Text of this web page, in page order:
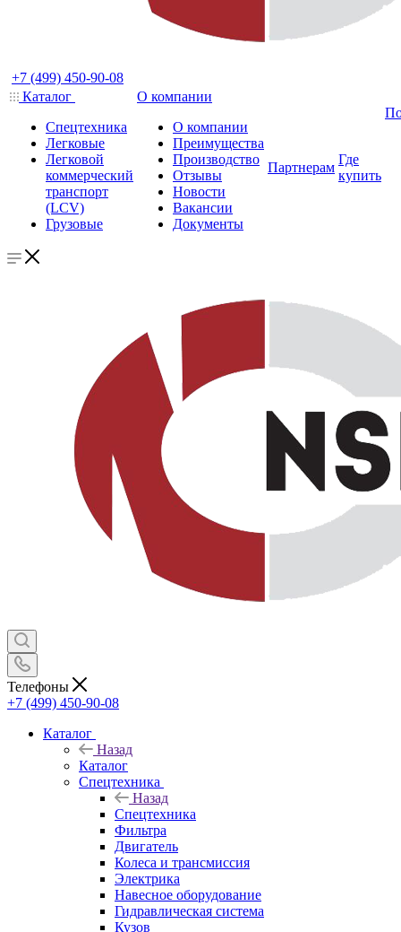
+7 (499) 450-90-08
Каталог
Спецтехника
Легковые
Легковой
коммерческий
транспорт
(LCV)
Грузовые
О компании
О компании
Преимущества
Производство
Отзывы
Новости
Вакансии
Документы
Партнерам
Где
купить
Телефоны
+7 (499) 450-90-08
Каталог
Назад
Каталог
Спецтехника
Назад
Спецтехника
Фильтра
Двигатель
Колеса и трансмиссия
Электрика
Навесное оборудование
Гидравлическая система
Кузов